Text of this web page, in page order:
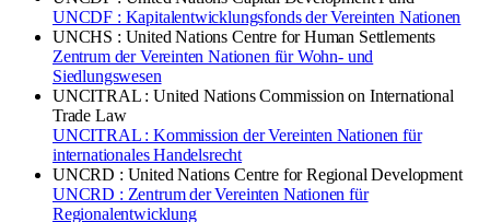
UNCDF : Kapitalentwicklungsfonds der Vereinten Nationen
UNCHS : United Nations Centre for Human Settlements
Zentrum der Vereinten Nationen für Wohn- und
Siedlungswesen
UNCITRAL : United Nations Commission on International
Trade Law
UNCITRAL : Kommission der Vereinten Nationen für
internationales Handelsrecht
UNCRD : United Nations Centre for Regional Development
UNCRD : Zentrum der Vereinten Nationen für
Regionalentwicklung